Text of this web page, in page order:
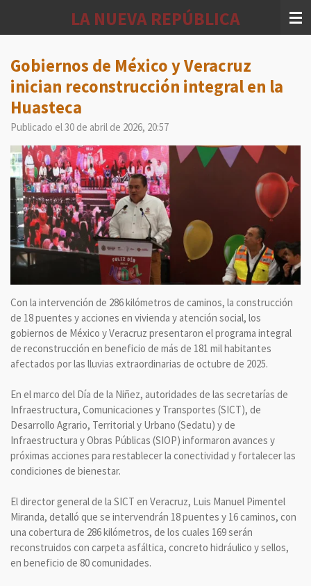
principal
LA NUEVA REPÚBLICA
Gobiernos de México y Veracruz
inician reconstrucción integral en la
Huasteca
Publicado el 30 de abril de 2026, 20:57
Con la intervención de 286 kilómetros de caminos, la construcción
de 18 puentes y acciones en vivienda y atención social, los
gobiernos de México y Veracruz presentaron el programa integral
de reconstrucción en beneficio de más de 181 mil habitantes
afectados por las lluvias extraordinarias de octubre de 2025.
En el marco del Día de la Niñez, autoridades de las secretarías de
Infraestructura, Comunicaciones y Transportes (SICT), de
Desarrollo Agrario, Territorial y Urbano (Sedatu) y de
Infraestructura y Obras Públicas (SIOP) informaron avances y
próximas acciones para restablecer la conectividad y fortalecer las
condiciones de bienestar.
El director general de la SICT en Veracruz, Luis Manuel Pimentel
Miranda, detalló que se intervendrán 18 puentes y 16 caminos, con
una cobertura de 286 kilómetros, de los cuales 169 serán
reconstruidos con carpeta asfáltica, concreto hidráulico y sellos,
en beneficio de 80 comunidades.